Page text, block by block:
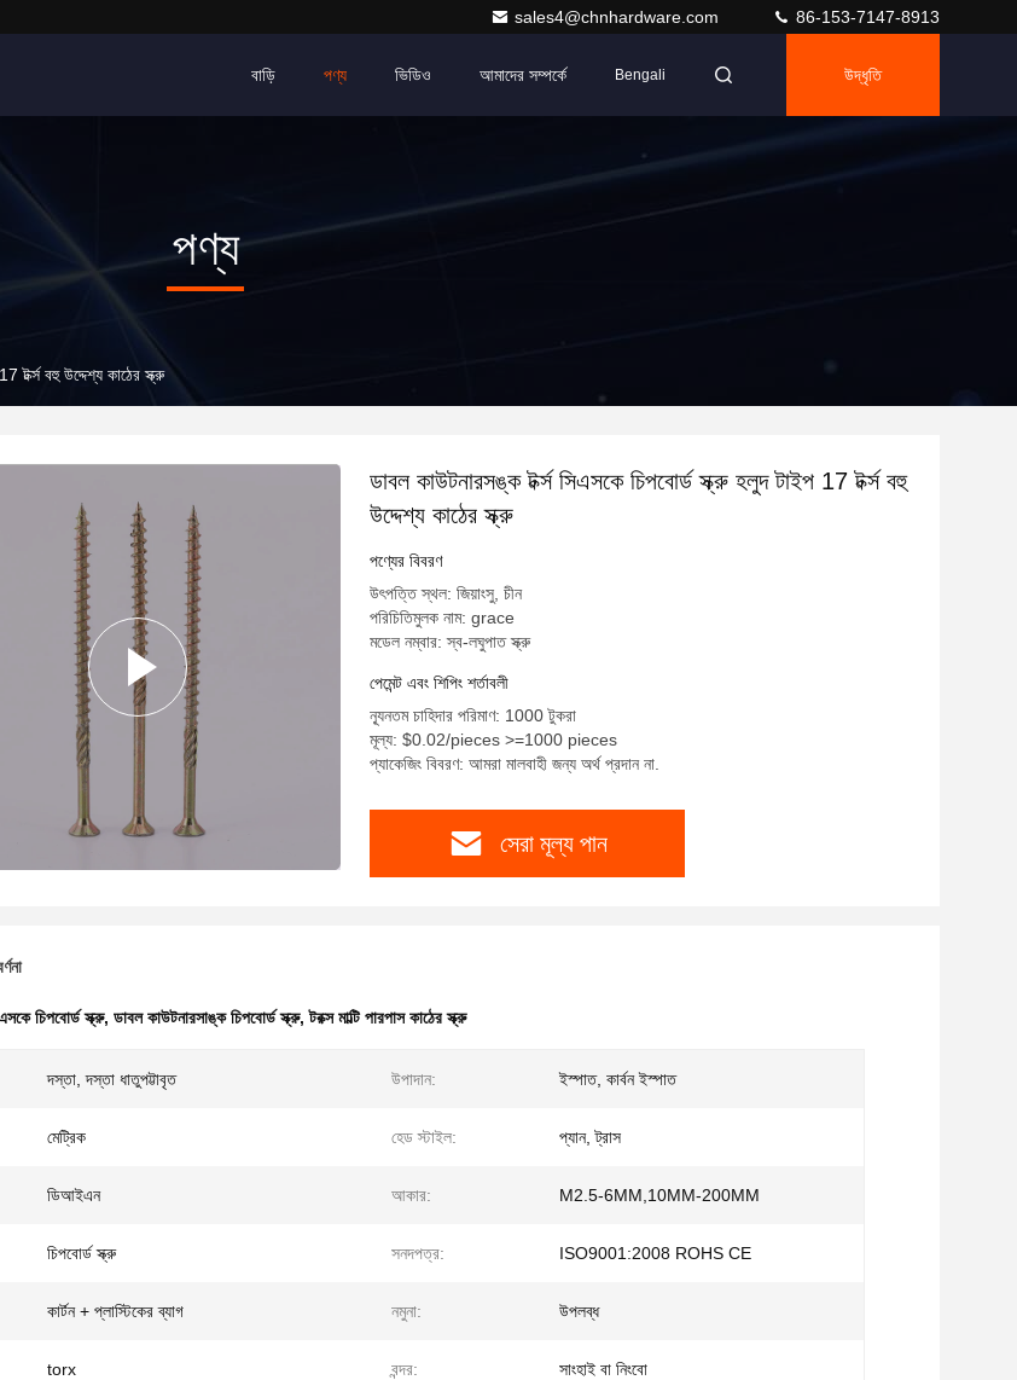
sales4@chnhardware.com 86-153-7147-8913
বাড়ি পণ্য ভিডিও আমাদের সম্পর্কে Bengali উদ্ধৃতি
পণ্য
টর্ক্স বহু উদ্দেশ্য কাঠের স্ক্রু
ডাবল কাউটনারসঙ্ক টর্ক্স সিএসকে চিপবোর্ড স্ক্রু হলুদ টাইপ 17 টর্ক্স বহু
উদ্দেশ্য কাঠের স্ক্রু
পণ্যের বিবরণ
উৎপত্তি স্থল: জিয়াংসু, চীন
পরিচিতিমুলক নাম: grace
মডেল নম্বার: স্ব-লঘুপাত স্ক্রু
পেমেন্ট এবং শিপিং শর্তাবলী
ন্যূনতম চাহিদার পরিমাণ: 1000 টুকরা
মূল্য: $0.02/pieces >=1000 pieces
প্যাকেজিং বিবরণ: আমরা মালবাহী জন্য অর্থ প্রদান না.
সেরা মূল্য পান
চিপবোর্ড স্ক্রু, ডাবল কাউটনারসাঙ্ক চিপবোর্ড স্ক্রু,টরক্স মাল্টি পারপাস কাঠের স্ক্রু
দস্তা, দস্তা ধাতুপট্টাবৃত উপাদান: ইস্পাত, কার্বন ইস্পাত
মেট্রিক হেড স্টাইল: প্যান, ট্রাস
ডিআইএন আকার: M2.5-6MM,10MM-200MM
চিপবোর্ড স্ক্রু সনদপত্র: ISO9001:2008 ROHS CE
কার্টন + প্লাস্টিকের ব্যাগ নমুনা: উপলব্ধ
torx বন্দর: সাংহাই বা নিংবো